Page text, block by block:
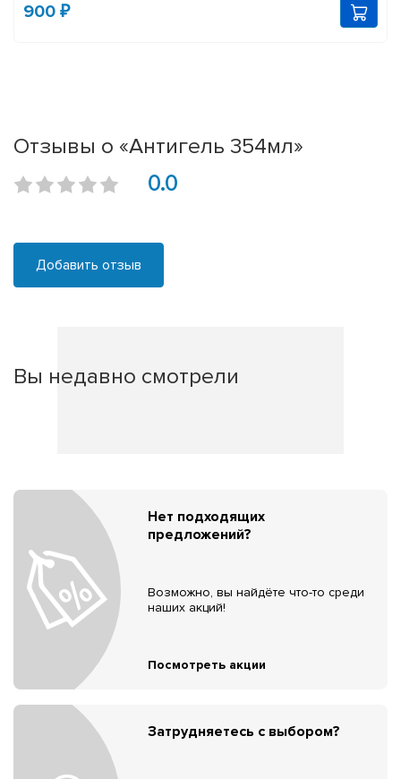
900 ₽
Отзывы о «Антигель 354мл»
0.0
Добавить отзыв
Вы недавно смотрели
Нет подходящих
предложений?
Возможно, вы найдёте что-то среди
наших акций!
Посмотреть акции
Затрудняетесь с выбором?